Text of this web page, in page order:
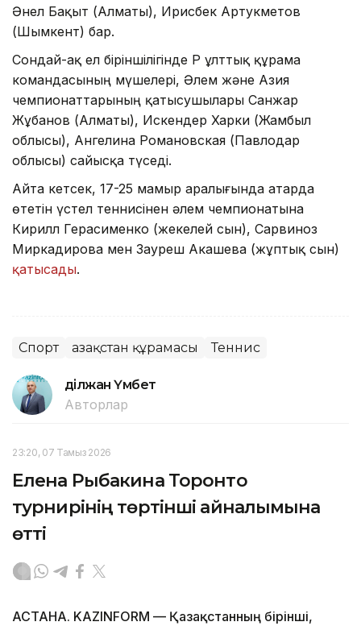
Әнел Бақыт (Алматы), Ирисбек Артукметов
(Шымкент) бар.
Сондай-ақ ел біріншілігінде ҚР ұлттық құрама
командасының мүшелері, Әлем және Азия
чемпионаттарының қатысушылары Санжар
Жұбанов (Алматы), Искендер Харки (Жамбыл
облысы), Ангелина Романовская (Павлодар
облысы) сайысқа түседі.
Айта кетсек, 17-25 мамыр аралығында Қатарда
өтетін үстел теннисінен әлем чемпионатына
Кирилл Герасименко (жекелей сын), Сарвиноз
Миркадирова мен Зауреш Акашева (жұптық сын)
қатысады.
Спорт Қазақстан құрамасы Теннис
Әділжан Үмбет
Авторлар
23:20, 07 Тамыз 2026
Елена Рыбакина Торонто
турнирінің төртінші айналымына
өтті
АСТАНА. KAZINFORM — Қазақстанның бірінші,